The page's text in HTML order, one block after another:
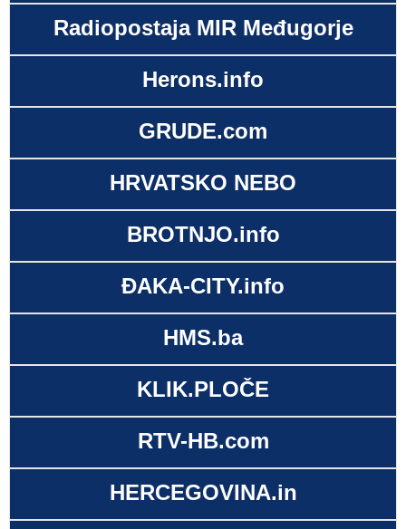
Radiopostaja MIR Međugorje
Herons.info
GRUDE.com
HRVATSKO NEBO
BROTNJO.info
ĐAKA-CITY.info
HMS.ba
KLIK.PLOČE
RTV-HB.com
HERCEGOVINA.in